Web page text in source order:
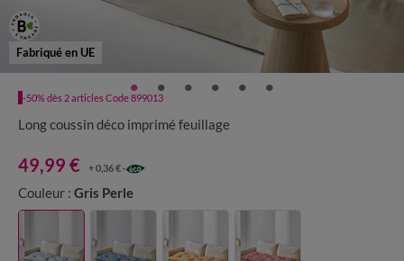
Fabriqué en UE
-50% dès 2 articles Code 899013
Long coussin déco imprimé feuillage
49,99 € + 0,36 €
Couleur : Gris Perle